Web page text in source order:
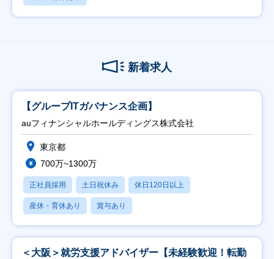
新着求人
【グループITガバナンス企画】
auフィナンシャルホールディングス株式会社
東京都
700万~1300万
正社員採用 土日祝休み 休日120日以上
産休・育休あり 賞与あり
＜大阪＞就労支援アドバイザー【未経験歓迎！転勤